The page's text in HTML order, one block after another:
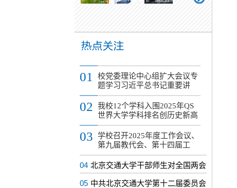
01
校党委理论中心组扩大会议专
题学习习近平总书记重要讲
02
我校12个学科入围2025年QS
世界大学学科排名创历史新高
03
学校召开2025年度工作会议、
第九届教代会、第十四届工
04 北京交通大学干部师生对全国两会
05 中共北京交通大学第十二届委员会